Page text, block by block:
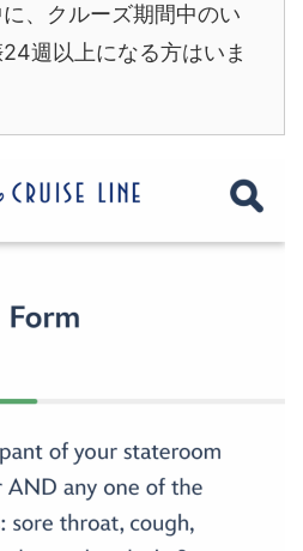
、クルーズ期間中のい
週以上になる方はいま